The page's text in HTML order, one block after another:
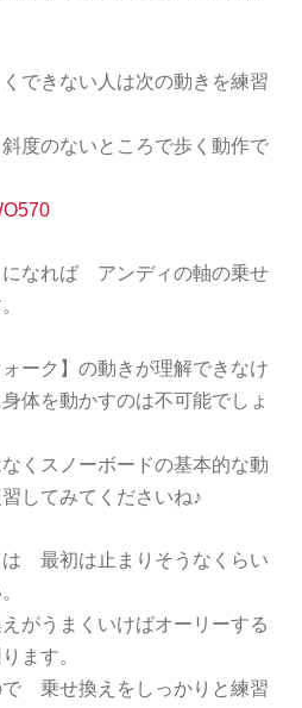
できない人は次の動きを練習
斜度のないところで歩く動作で
になれば アンディの軸の乗せ
ーク】の動きが理解できなけ
体を動かすのは不可能でしょ
くスノーボードの基本的な動
してみてくださいね♪
最初は止まりそうなくらい
がうまくいけばオーリーする
ます。
で 乗せ換えをしっかりと練習